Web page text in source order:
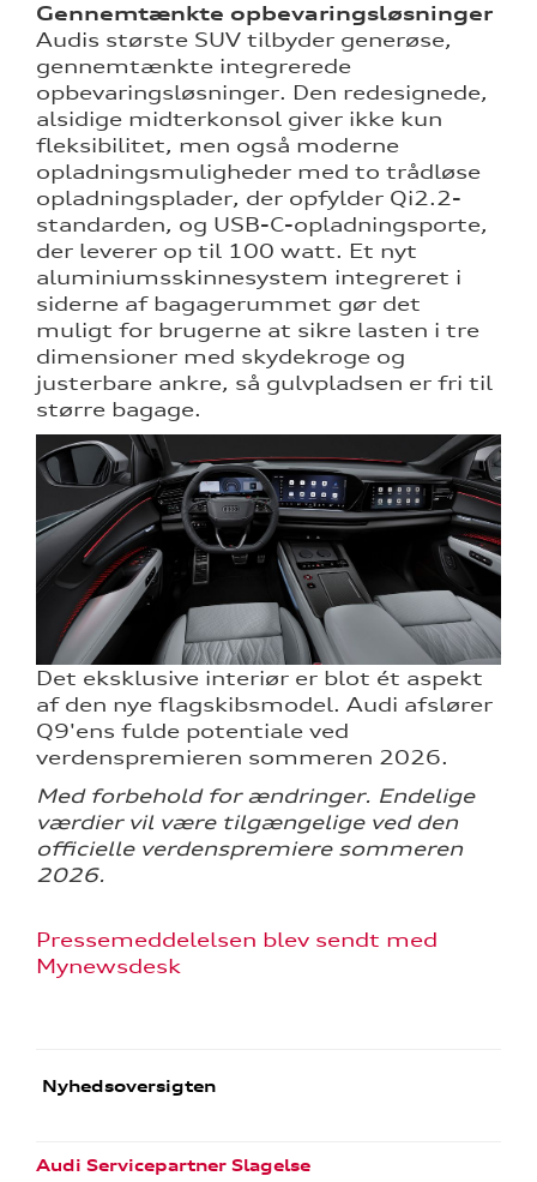
Gennemtænkte opbevaringsløsninger
Audis største SUV tilbyder generøse,
gennemtænkte integrerede
opbevaringsløsninger. Den redesignede,
alsidige midterkonsol giver ikke kun
fleksibilitet, men også moderne
opladningsmuligheder med to trådløse
opladningsplader, der opfylder Qi2.2-
standarden, og USB-C-opladningsporte,
der leverer op til 100 watt. Et nyt
aluminiumsskinnesystem integreret i
siderne af bagagerummet gør det
muligt for brugerne at sikre lasten i tre
dimensioner med skydekroge og
justerbare ankre, så gulvpladsen er fri til
større bagage.
Det eksklusive interiør er blot ét aspekt
af den nye flagskibsmodel. Audi afslører
Q9'ens fulde potentiale ved
verdenspremieren sommeren 2026.
Med forbehold for ændringer. Endelige
værdier vil være tilgængelige ved den
officielle verdenspremiere sommeren
2026.
Pressemeddelelsen blev sendt med
Mynewsdesk
Nyhedsoversigten
Audi Servicepartner Slagelse